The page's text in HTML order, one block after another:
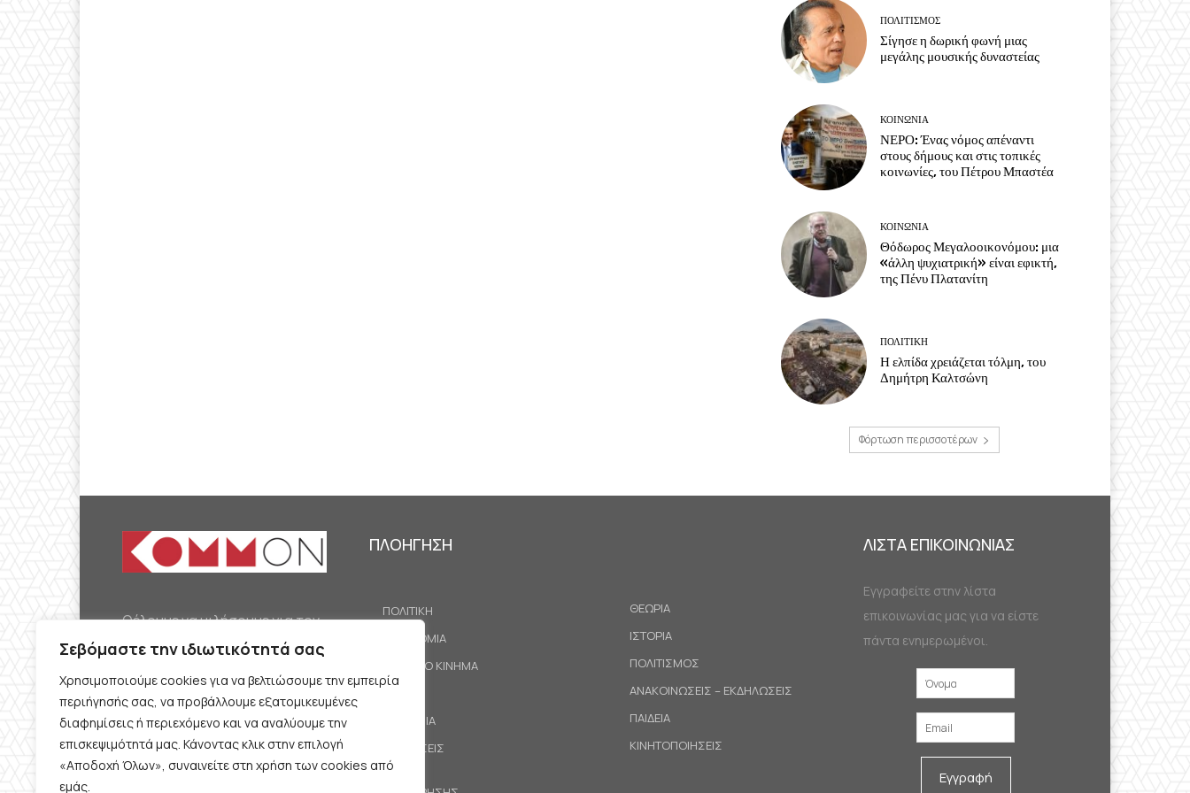
Σεβόμαστε την ιδιωτικότητά σας
Χρησιμοποιούμε cookies για να βελτιώσουμε την εμπειρία
περιήγησής σας, να προβάλλουμε εξατομικευμένες
διαφημίσεις ή περιεχόμενο και να αναλύουμε την
επισκεψιμότητά μας. Κάνοντας κλικ στην επιλογή
«Αποδοχή Όλων», συναινείτε στη χρήση των cookies από
εμάς.
ΠΟΛΙΤΙΣΜΟΣ
Σίγησε η δωρική φωνή μιας
μεγάλης μουσικής δυναστείας
ΚΟΙΝΩΝΙΑ
ΝΕΡΟ: Ένας νόμος απέναντι
στους δήμους και στις τοπικές
κοινωνίες, του Πέτρου Μπαστέα
ΚΟΙΝΩΝΙΑ
Θόδωρος Μεγαλοοικονόμου: μια
«άλλη ψυχιατρική» είναι εφικτή,
της Πένυ Πλατανίτη
ΠΟΛΙΤΙΚΗ
Η ελπίδα χρειάζεται τόλμη, του
Δημήτρη Καλτσώνη
Φόρτωση περισσοτέρων
Θέλουμε να μιλήσουμε για τον
κομμουνισμό της εποχής μας,
την αναγκαία αλλά όχι
δεδομένη προοπτική.
Θέλουμε να μιλήσουμε
ταυτόχρονα για την
καθημερινή επιβίωση και τον
ΠΛΟΗΓΗΣΗ
ΠΟΛΙΤΙΚΗ
ΟΙΚΟΝΟΜΙΑ
ΕΡΓΑΤΙΚΟ ΚΙΝΗΜΑ
ΚΟΙΝΩΝΙΑ
ΠΡΟΤΑΣΕΙΣ
ΘΕΩΡΙΑ
ΙΣΤΟΡΙΑ
ΠΟΛΙΤΙΣΜΟΣ
ΑΝΑΚΟΙΝΩΣΕΙΣ – ΕΚΔΗΛΩΣΕΙΣ
ΠΑΙΔΕΙΑ
ΚΙΝΗΤΟΠΟΙΗΣΕΙΣ
ΛΙΣΤΑ ΕΠΙΚΟΙΝΩΝΙΑΣ
Εγγραφείτε στην λίστα
επικοινωνίας μας για να είστε
πάντα ενημερωμένοι.
Εγγραφή